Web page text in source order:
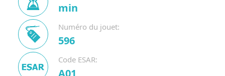
min
Numéro du jouet:
596
Code ESAR:
A01